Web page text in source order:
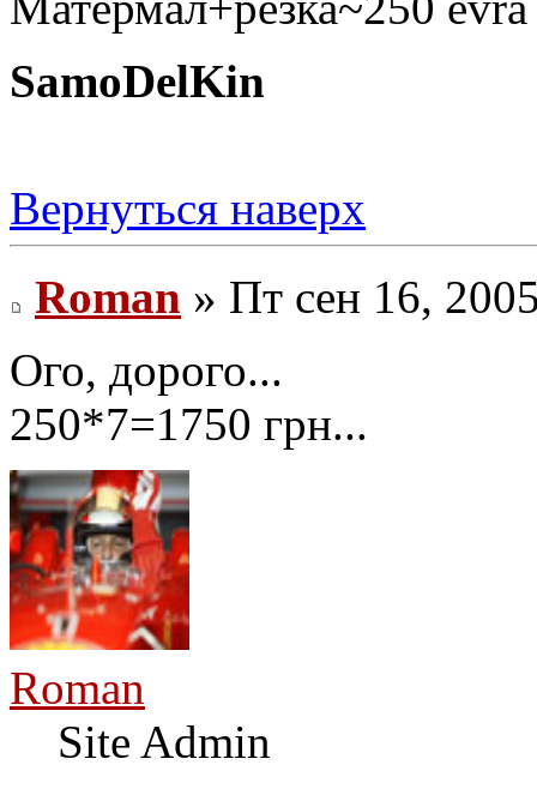
SamoDelKin
Вернуться наверх
Roman » Пт сен 16,
Ого, дорого...
250*7=1750 грн...
Roman
Site Admin